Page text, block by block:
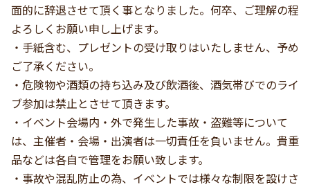
面的に辞退させて頂く事となりました。何卒、ご理解の程
よろしくお願い申し上げます。
・手紙含む、プレゼントの受け取りはいたしません、予め
ご了承ください。
・危険物や酒類の持ち込み及び飲酒後、酒気帯びでのライ
ブ参加は禁止とさせて頂きます。
・イベント会場内・外で発生した事故・盗難等について
は、主催者・会場・出演者は一切責任を負いません。貴重
品などは各自で管理をお願い致します。
・事故や混乱防止の為、イベントでは様々な制限を設けさ